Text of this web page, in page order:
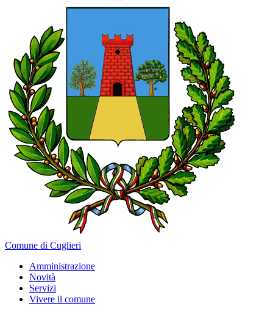
Comune di Cuglieri
Amministrazione
Novità
Servizi
Vivere il comune